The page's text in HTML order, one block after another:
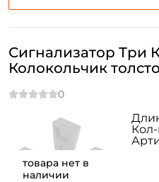
товара нет в
наличии
Сигнализатор Три
Колокольчик